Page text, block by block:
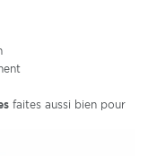
faites aussi bien pour